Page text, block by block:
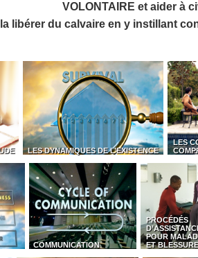
VOLONTAIRE et aider à
libérer du calvaire en y instillant
LES DYNAMIQUES DE L’EXISTENCE
LES
COMMUNICATION
PROCÉDÉS
POUR
ET